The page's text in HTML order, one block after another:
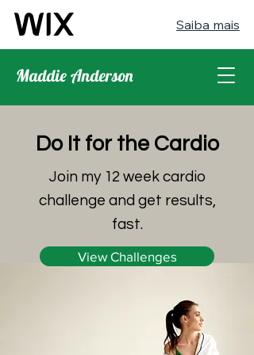
Saiba mais